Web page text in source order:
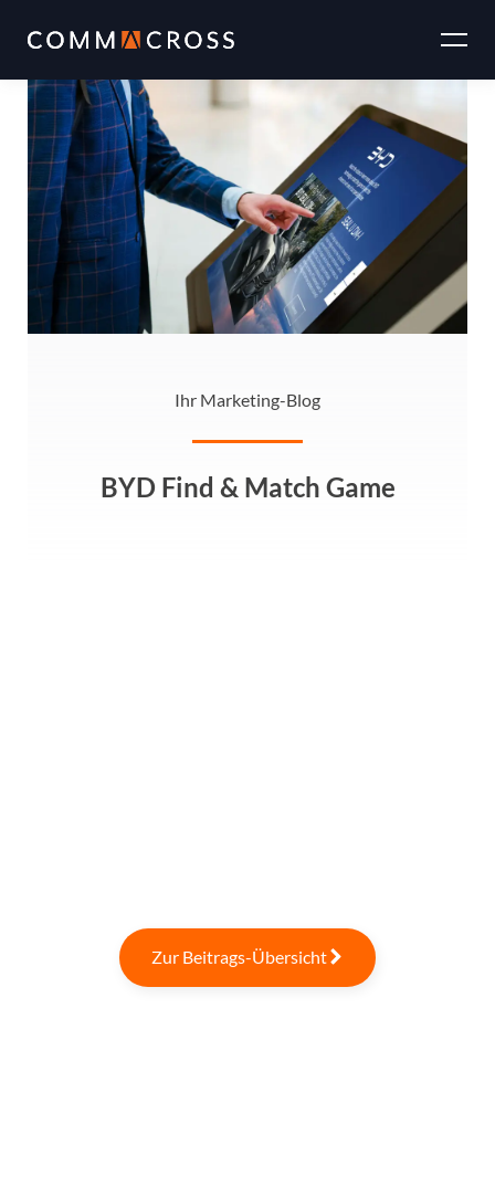
Inhalt
Ihr Marketing-Blog
BYD Find & Match Game
Zur Beitrags-Übersicht